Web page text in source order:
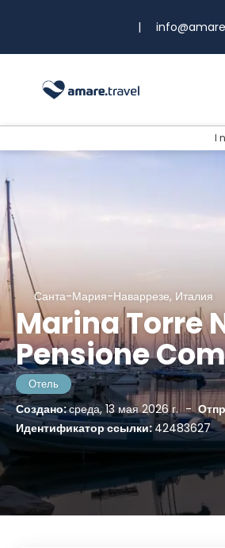
|
I
Санта-Мария-Наваррезе, Италия
Marina Torre
Pensione
Отель
Создано:среда, 13 мая 2026 г. -
Идентификатор ссылки:42483627